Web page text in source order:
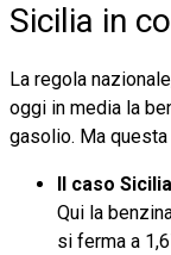
Sicilia in
La regola
oggi in media la
gasolio. Ma
Il caso
Qui la
si ferma a